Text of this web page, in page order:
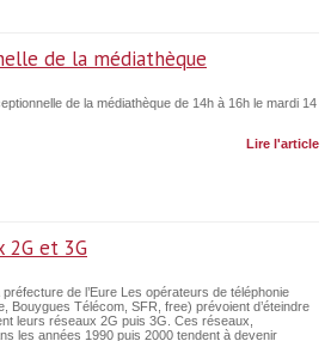
de la médiathèque
de la médiathèque de 14h à 16h le mardi 14
Lire l'article
2G et 3G
de l’Eure Les opérateurs de téléphonie
Bouygues Télécom, SFR, free) prévoient d’éteindre
leurs réseaux 2G puis 3G. Ces réseaux,
les années 1990 puis 2000 tendent à devenir